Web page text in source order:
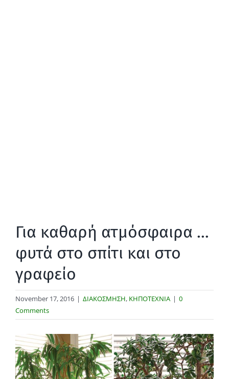
Για καθαρή ατμόσφαιρα …
φυτά στο σπίτι και στο
γραφείο
November 17, 2016 | ΔΙΑΚΟΣΜΗΣΗ, ΚΗΠΟΤΕΧΝΙΑ | 0
Comments
View
Larger
Image